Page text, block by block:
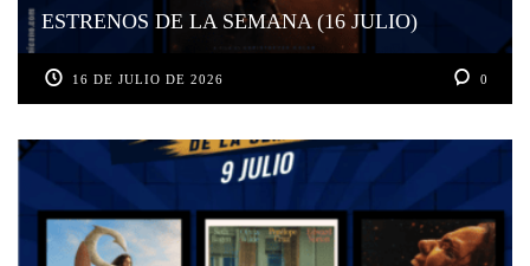
ESTRENOS DE LA SEMANA (16 JULIO)
16 DE JULIO DE 2026 0